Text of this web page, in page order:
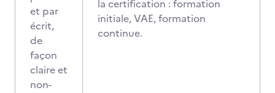
et par
écrit,
de
façon
claire et
non-
la certification : formation
initiale, VAE, formation
continue.